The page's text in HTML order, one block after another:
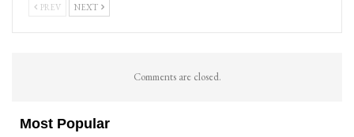
PREV NEXT
Comments are closed.
Most Popular